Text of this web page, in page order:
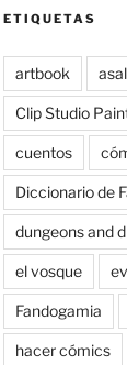
ETIQUETAS
artbook
Clip Studio
cuentos
Diccionario de
dungeons and
el vosque
Fandogamia
hacer cómics